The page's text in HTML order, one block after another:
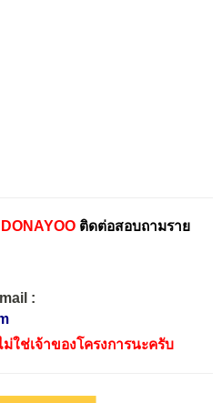
ติดต่อสอบถามราย
:
ใช่เจ้าของโครงการนะครับ